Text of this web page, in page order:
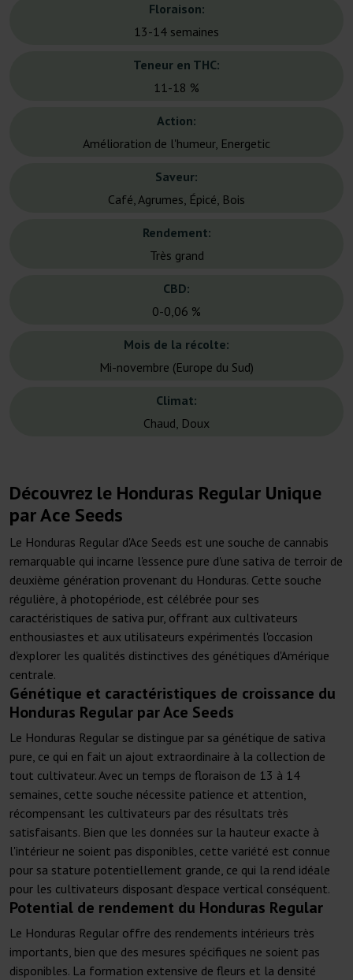
Floraison:
13-14 semaines
Teneur en THC:
11-18 %
Action:
Amélioration de l'humeur, Energetic
Saveur:
Café, Agrumes, Épicé, Bois
Rendement:
Très grand
CBD:
0-0,06 %
Mois de la récolte:
Mi-novembre (Europe du Sud)
Climat:
Chaud, Doux
Découvrez le Honduras Regular Unique
par Ace Seeds
Le Honduras Regular d'Ace Seeds est une souche de cannabis
remarquable qui incarne l'essence pure d'une sativa de terroir de
deuxième génération provenant du Honduras. Cette souche
régulière, à photopériode, est célébrée pour ses
caractéristiques de sativa pur, offrant aux cultivateurs
enthousiastes et aux utilisateurs expérimentés l'occasion
d'explorer les qualités distinctives des génétiques d'Amérique
centrale.
Génétique et caractéristiques de croissance du
Honduras Regular par Ace Seeds
Le Honduras Regular se distingue par sa génétique de sativa
pure, ce qui en fait un ajout extraordinaire à la collection de
tout cultivateur. Avec un temps de floraison de 13 à 14
semaines, cette souche nécessite patience et attention,
récompensant les cultivateurs par des résultats très
satisfaisants. Bien que les données sur la hauteur exacte à
l'intérieur ne soient pas disponibles, cette variété est connue
pour sa stature potentiellement grande, ce qui la rend idéale
pour les cultivateurs disposant d'espace vertical conséquent.
Potential de rendement du Honduras Regular
Le Honduras Regular offre des rendements intérieurs très
importants, bien que des mesures spécifiques ne soient pas
disponibles. La formation extensive de fleurs et la densité